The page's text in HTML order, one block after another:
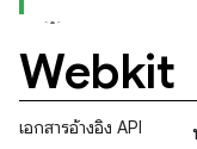
Webkit
เอกสารอ้างอิง API